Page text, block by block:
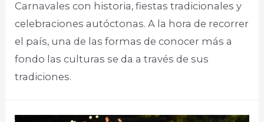
Carnavales con historia, fiestas tradicionales y
celebraciones autóctonas. A la hora de recorrer
el país, una de las formas de conocer más a
fondo las culturas se da a través de sus
tradiciones.​